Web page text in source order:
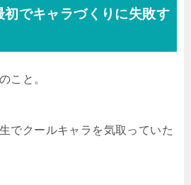
初でキャラづくりに失敗す
こと。
でクールキャラを気取っていた